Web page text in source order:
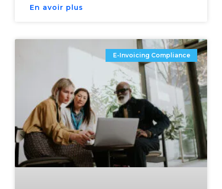
En avoir plus
E-Invoicing Compliance